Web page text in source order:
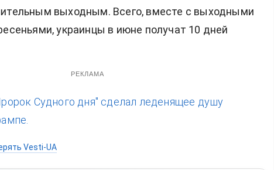
выходным. Всего, вместе с выходными
украинцы в июне получат 10 дней
РЕКЛАМА
Судного дня" сделал леденящее душу
Vesti-UA